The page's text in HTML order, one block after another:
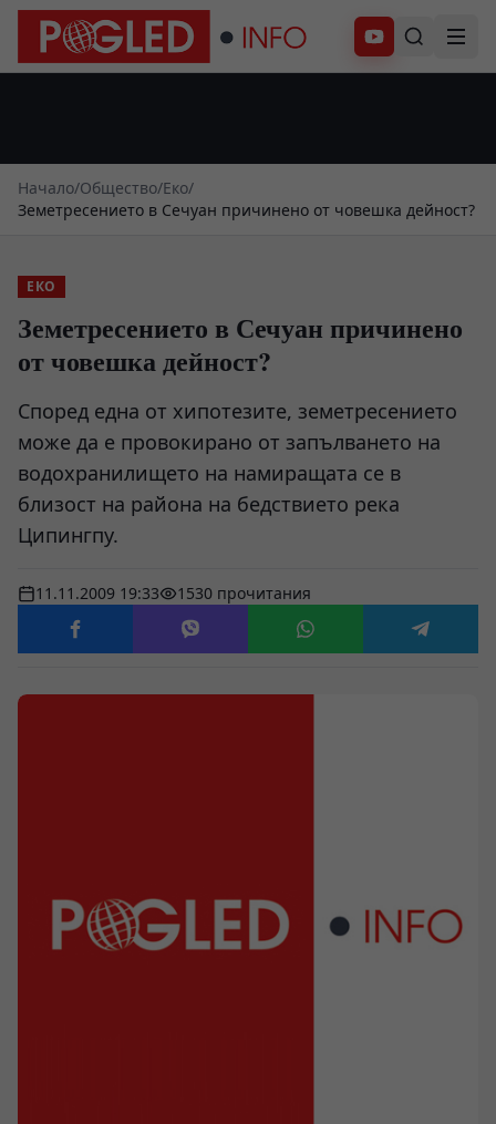
Абонирай се
Начало/Общество/Еко/
Земетресението в Сечуан причинено от човешка дейност?
ЕКО
Земетресението в Сечуан причинено
от човешка дейност?
Според една от хипотезите, земетресението
може да е провокирано от запълването на
водохранилището на намиращата се в
близост на района на бедствието река
Ципингпу.
11.11.2009 19:33 1530 прочитания